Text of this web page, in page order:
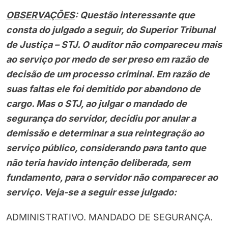
OBSERVAÇÕES: Questão interessante que
consta do julgado a seguir, do Superior Tribunal
de Justiça – STJ. O auditor não compareceu mais
ao serviço por medo de ser preso em razão de
decisão de um processo criminal. Em razão de
suas faltas ele foi demitido por abandono de
cargo. Mas o STJ, ao julgar o mandado de
segurança do servidor, decidiu por anular a
demissão e determinar a sua reintegração ao
serviço público, considerando para tanto que
não teria havido intenção deliberada, sem
fundamento, para o servidor não comparecer ao
serviço. Veja-se a seguir esse julgado:
ADMINISTRATIVO. MANDADO DE SEGURANÇA.